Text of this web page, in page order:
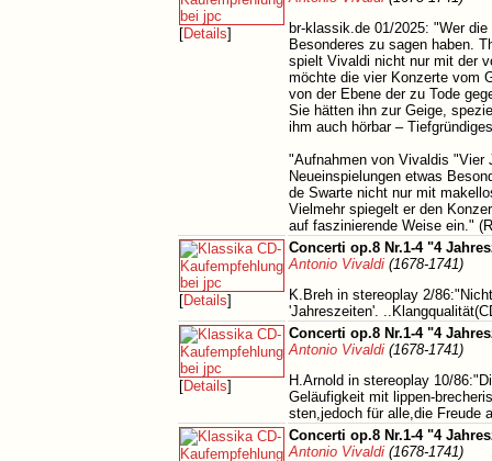
[Details]
br-klassik.de 01/2025: "Wer
Besonderes zu sagen haben.
spielt Vivaldi nicht nur mit der
möchte die vier Konzerte vom
von der Ebene der zu Tode
Sie hätten ihn zur Geige,
ihm auch hörbar –
"Aufnahmen von Vivaldis "Vier
Neueinspielungen etwas
de Swarte nicht nur mit
Vielmehr spiegelt er den
auf faszinierende Weise ein."
[Details]
Concerti op.8 Nr.1-4 "4
Antonio Vivaldi (1678-1741)
K.Breh in stereoplay 2/
'Jahreszeiten'.
[Details]
Concerti op.8 Nr.1-4 "4
Antonio Vivaldi (1678-1741)
H.Arnold in stereoplay 10/
Geläufigkeit mit lippen-
sten,jedoch für alle,die Freude
Concerti op.8 Nr.1-4 "4
Antonio Vivaldi (1678-1741)